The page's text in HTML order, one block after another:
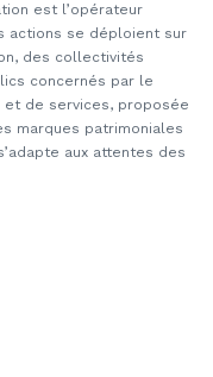
est l’opérateur
actions se déploient sur
des collectivités
concernés par le
et de services, proposée
marques patrimoniales
aux attentes des